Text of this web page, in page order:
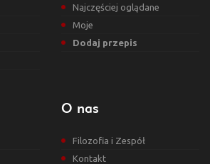
Najczęściej oglądane
Moje
Dodaj przepis
O nas
Filozofia i Zespół
Kontakt